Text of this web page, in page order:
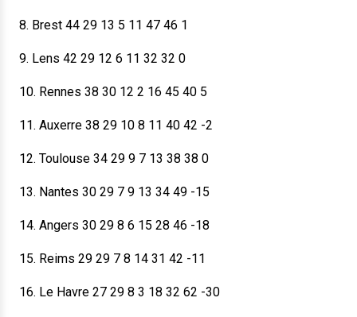
8. Brest 44 29 13 5 11 47 46 1
9. Lens 42 29 12 6 11 32 32 0
10. Rennes 38 30 12 2 16 45 40 5
11. Auxerre 38 29 10 8 11 40 42 -2
12. Toulouse 34 29 9 7 13 38 38 0
13. Nantes 30 29 7 9 13 34 49 -15
14. Angers 30 29 8 6 15 28 46 -18
15. Reims 29 29 7 8 14 31 42 -11
16. Le Havre 27 29 8 3 18 32 62 -30